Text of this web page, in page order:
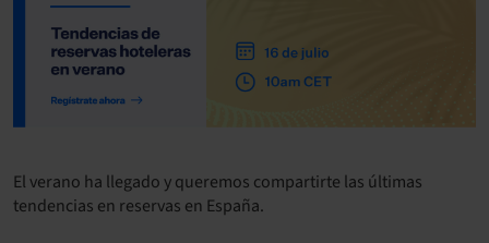
El verano ha llegado y queremos compartirte las últimas
tendencias en reservas en España.